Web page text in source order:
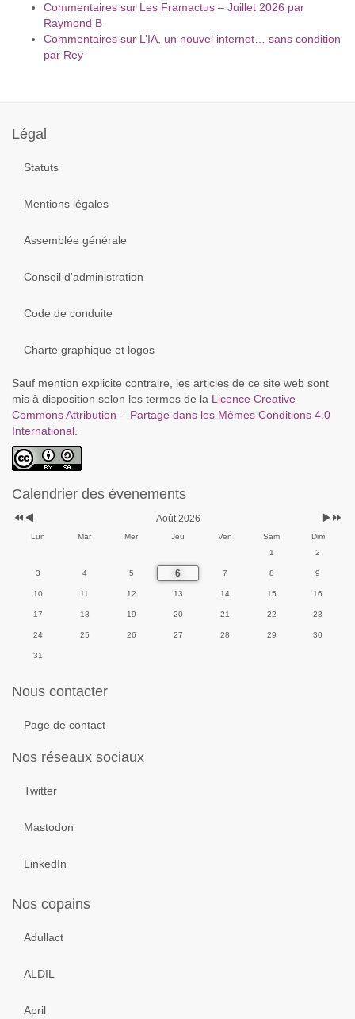
Commentaires sur Les Framactus – Juillet 2026 par
Raymond B
Commentaires sur L’IA, un nouvel internet… sans condition
par Rey
Légal
Statuts
Mentions légales
Assemblée générale
Conseil d'administration
Code de conduite
Charte graphique et logos
Sauf mention explicite contraire, les articles de ce site web sont
mis à disposition selon les termes de la Licence Creative
Commons Attribution - Partage dans les Mêmes Conditions 4.0
International.
Calendrier des évenements
précédenteprécédent
Août 2026
Lun Mar Mer Jeu Ven Sam
Dim
1
2
3 4 5 6 7 8 9
10 11 12 13 14 15 16
17 18 19 20 21 22 23
24 25 26 27 28 29 30
31
Nous contacter
Page de contact
Nos réseaux sociaux
Twitter
Mastodon
LinkedIn
Nos copains
Adullact
ALDIL
April